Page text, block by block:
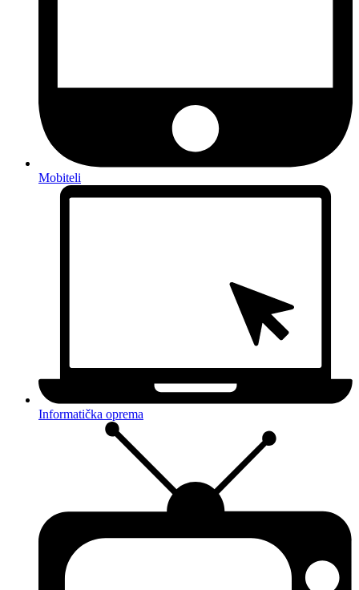
Mobiteli
Informatička oprema